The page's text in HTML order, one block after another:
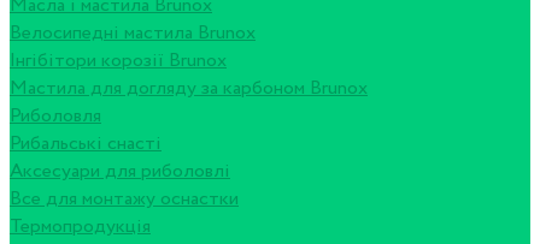
Масла і мастила Brunox
Велосипедні мастила Brunox
Інгібітори корозії Brunox
Мастила для догляду за карбоном Brunox
Риболовля
Рибальські снасті
Аксесуари для риболовлі
Все для монтажу оснастки
Термопродукція